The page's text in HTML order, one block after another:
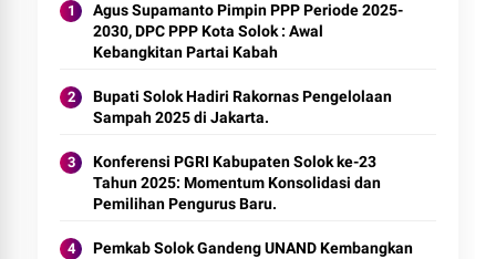
Agus Supamanto Pimpin PPP Periode 2025-
2030, DPC PPP Kota Solok : Awal
Kebangkitan Partai Kabah
Bupati Solok Hadiri Rakornas Pengelolaan
Sampah 2025 di Jakarta.
Konferensi PGRI Kabupaten Solok ke-23
Tahun 2025: Momentum Konsolidasi dan
Pemilihan Pengurus Baru.
Pemkab Solok Gandeng UNAND Kembangkan